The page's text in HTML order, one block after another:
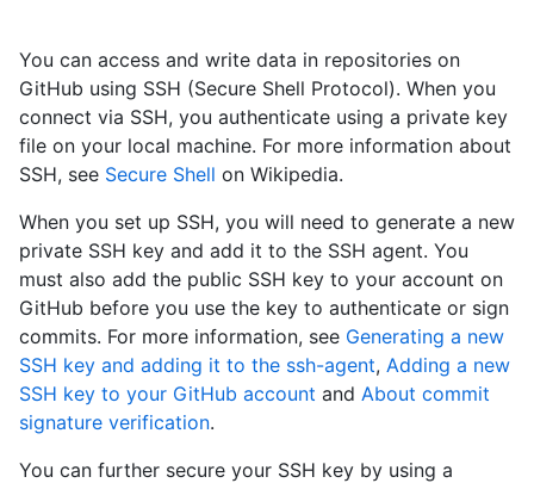
You can access and write data in repositories on
GitHub using SSH (Secure Shell Protocol). When you
connect via SSH, you authenticate using a private key
file on your local machine. For more information about
SSH, see Secure Shell on Wikipedia.
When you set up SSH, you will need to generate a new
private SSH key and add it to the SSH agent. You
must also add the public SSH key to your account on
GitHub before you use the key to authenticate or sign
commits. For more information, see Generating a new
SSH key and adding it to the ssh-agent, Adding a new
SSH key to your GitHub account and About commit
signature verification.
You can further secure your SSH key by using a